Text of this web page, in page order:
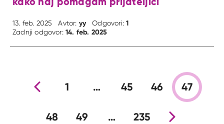
13. feb. 2025 Avtor: yy Odgovori:1
Zadnji odgovor:14. feb. 2025
Prejšnja stran
1 … 45 46 47
48 49 … 235Nova stran